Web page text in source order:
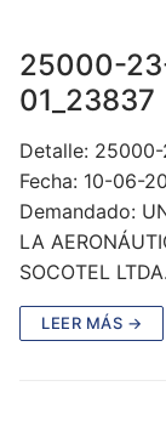
25000-
01_23837
Detalle:
Fecha: 10-06-
Demandado:
LA
SOCOTEL
LEER MÁS →